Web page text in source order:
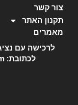
צור קשר
תקנון האתר
מאמרים
לרכישה עם
לכתובת: htofashion2022@gmail.com